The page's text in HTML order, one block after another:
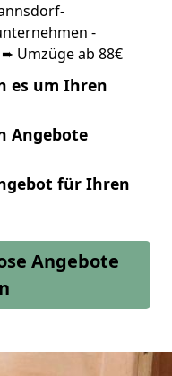
-
Umzüge ab 88€
es um Ihren
Angebote
für Ihren
Angebote